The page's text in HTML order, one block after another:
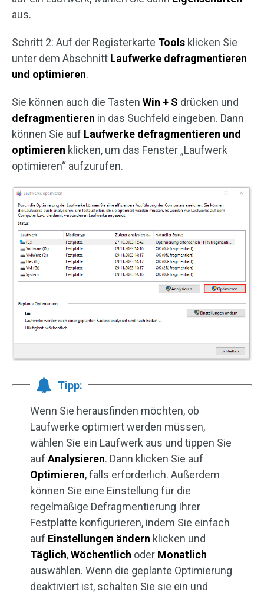
aus.
Schritt 2: Auf der Registerkarte Tools klicken Sie
unter dem Abschnitt Laufwerke defragmentieren
und optimieren.
Sie können auch die Tasten Win + S drücken und
defragmentieren in das Suchfeld eingeben. Dann
können Sie auf Laufwerke defragmentieren und
optimieren klicken, um das Fenster „Laufwerk
optimieren“ aufzurufen.
Tipp:
Wenn Sie herausfinden möchten, ob
Laufwerke optimiert werden müssen,
wählen Sie ein Laufwerk aus und tippen Sie
auf Analysieren. Dann klicken Sie auf
Optimieren, falls erforderlich. Außerdem
können Sie eine Einstellung für die
regelmäßige Defragmentierung Ihrer
Festplatte konfigurieren, indem Sie einfach
auf Einstellungen ändern klicken und
Täglich,Wöchentlich oder Monatlich
auswählen. Wenn die geplante Optimierung
deaktiviert ist, schalten Sie sie ein und